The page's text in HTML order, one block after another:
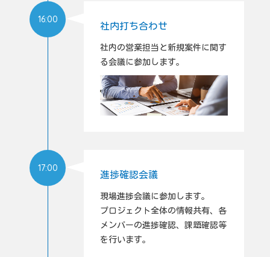
16:00
社内打ち合わせ
社内の営業担当と新規案件に関す
る会議に参加します。
17:00
進捗確認会議
現場進捗会議に参加します。
プロジェクト全体の情報共有、各
メンバーの進捗確認、課題確認等
を行います。